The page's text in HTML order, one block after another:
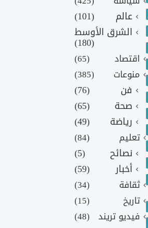
عالم
(101)
الشرق الأوسط
(180)
اقتصاد
(65)
منوعات
(385)
فن
(76)
صحة
(65)
رياضة
(49)
تعليم (84)
نصائح
(5)
أخبار
(59)
ثقافة
(34)
تاريخ
(15)
فيديو تريند (48)